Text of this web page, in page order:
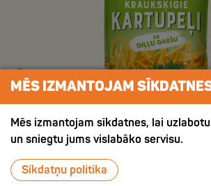
ХРУСТЯЩИЙ
ВКУСОМ УКРОПА
MĒS IZMANTOJAM
Mēs izmantojam sīkdatnes, lai
un sniegtu jums vislabāko servisu.
Sīkdatņu politika